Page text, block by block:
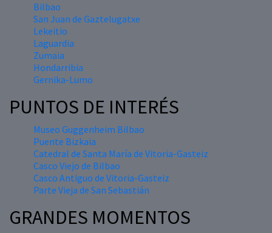
Bilbao
San Juan de Gaztelugatxe
Lekeitio
Laguardia
Zumaia
Hondarribia
Gernika-Lumo
PUNTOS DE INTERÉS
Museo Guggenheim Bilbao
Puente Bizkaia
Catedral de Santa María de Vitoria-Gasteiz
Casco Viejo de Bilbao
Casco Antiguo de Vitoria-Gasteiz
Parte Vieja de San Sebastián
GRANDES MOMENTOS